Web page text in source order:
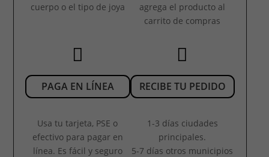
cuerpo o el tipo de joya
agrega el producto al
carrito de compras

PAGA EN LÍNEA
Usa tu tarjeta, PSE o
efectivo para pagar en
línea. Es fácil y seguro

RECIBE TU PEDIDO
1-3 días ciudades
principales.
5-7 días otros municipios